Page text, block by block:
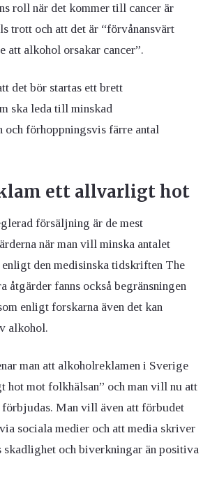
roll när det kommer till cancer är
trott och att det är “förvånansvärt
att alkohol orsakar cancer”.
det bör startas ett brett
ska leda till minskad
och förhoppningsvis färre antal
ett allvarligt hot
försäljning är de mest
när man vill minska antalet
den medisinska tidskriften The
åtgärder fanns också begränsningen
enligt forskarna även det kan
alkohol.
man att alkoholreklamen i Sverige
mot folkhälsan” och man vill nu att
Man vill även att förbudet
sociala medier och att media skriver
skadlighet och biverkningar än positiva